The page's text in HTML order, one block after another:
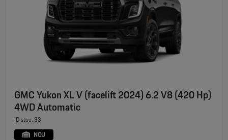
GMC Yukon XL V (facelift 2024) 6.2 V8 (420 Hp)
4WD Automatic
ID stoc: 33
NOU